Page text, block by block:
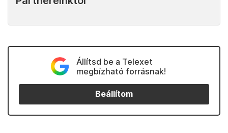
Állítsd be a Telexet
megbízható forrásnak!
Beállítom